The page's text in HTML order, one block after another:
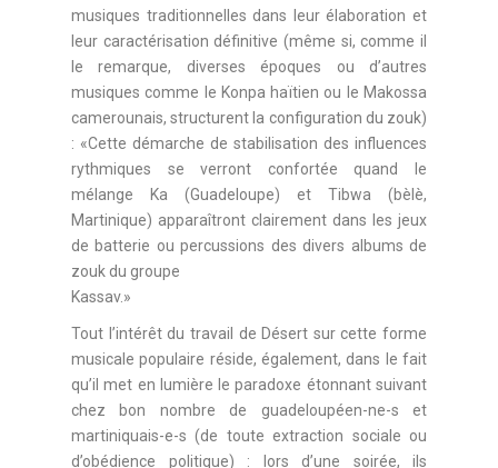
musiques traditionnelles dans leur élaboration et
leur caractérisation définitive (même si, comme il
le remarque, diverses époques ou d’autres
musiques comme le Konpa haïtien ou le Makossa
camerounais, structurent la configuration du zouk)
: «Cette démarche de stabilisation des influences
rythmiques se verront confortée quand le
mélange Ka (Guadeloupe) et Tibwa (bèlè,
Martinique) apparaîtront clairement dans les jeux
de batterie ou percussions des divers albums de
zouk du groupe
Kassav.»
Tout l’intérêt du travail de Désert sur cette forme
musicale populaire réside, également, dans le fait
qu’il met en lumière le paradoxe étonnant suivant
chez bon nombre de guadeloupéen-ne-s et
martiniquais-e-s (de toute extraction sociale ou
d’obédience politique) : lors d’une soirée, ils